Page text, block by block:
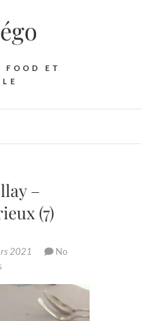
FOOD ET
–
(7)
2021
No